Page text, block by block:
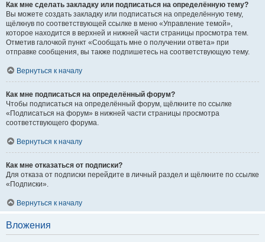
Как мне сделать закладку или подписаться на определённую тему?
Вы можете создать закладку или подписаться на определённую тему,
щёлкнув по соответствующей ссылке в меню «Управление темой»,
которое находится в верхней и нижней части страницы просмотра тем.
Отметив галочкой пункт «Сообщать мне о получении ответа» при
отправке сообщения, вы также подпишетесь на соответствующую тему.
Вернуться к началу
Как мне подписаться на определённый форум?
Чтобы подписаться на определённый форум, щёлкните по ссылке
«Подписаться на форум» в нижней части страницы просмотра
соответствующего форума.
Вернуться к началу
Как мне отказаться от подписки?
Для отказа от подписки перейдите в личный раздел и щёлкните по ссылке
«Подписки».
Вернуться к началу
Вложения